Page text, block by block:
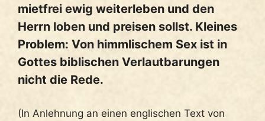
mietfrei ewig weiterleben und den
Herrn loben und preisen sollst. Kleines
Problem: Von himmlischem Sex ist in
Gottes biblischen Verlautbarungen
nicht die Rede.
(In Anlehnung an einen englischen Text von